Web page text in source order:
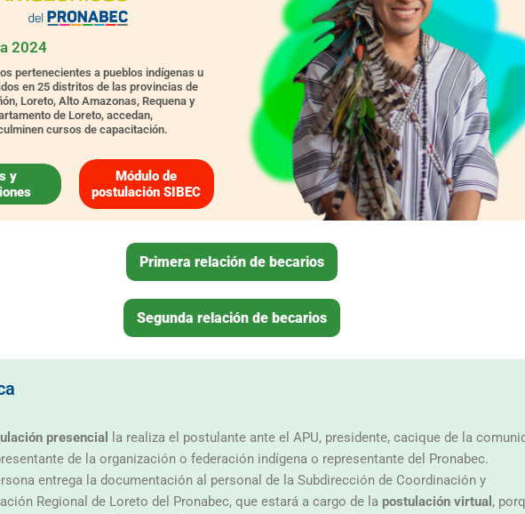
2024
pertenecientes a pueblos indígenas u
en 25 distritos de las provincias de
Loreto, Alto Amazonas, Requena y
de Loreto, accedan,
cursos de capacitación.
y
Módulo de
postulación SIBEC
Primera relación de becarios
Segunda relación de becarios
presencial
la realiza el postulante ante el APU, presidente, cacique de la
de la organización o federación indígena o representante del Pronabec.
entrega la documentación al personal de la Subdirección de Coordinación y
Regional de Loreto del Pronabec, que estará a cargo de la postulación virtual ,